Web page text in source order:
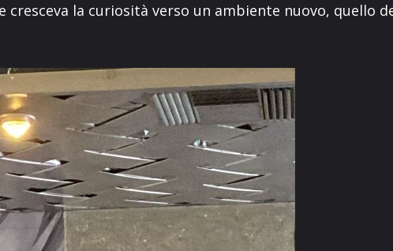
la curiosità verso un ambiente nuovo, quello